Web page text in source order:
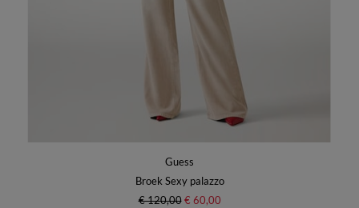
Guess
Broek Sexy palazzo
€ 120,00 € 60,00